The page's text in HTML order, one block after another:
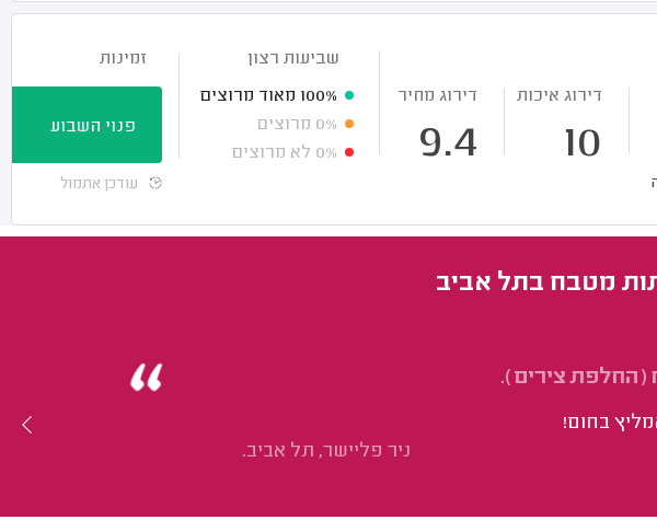
דירוג איכות
10
דירוג מחיר
9.4
שביעות רצון
100% מאוד מרוצים
0% מרוצים
0% לא מרוצים
זמינות
פנוי השבוע
עודכן אתמול
מטבח בתל אביב
(החלפת צירים).
בחום!
ניר פליישר, תל אביב.